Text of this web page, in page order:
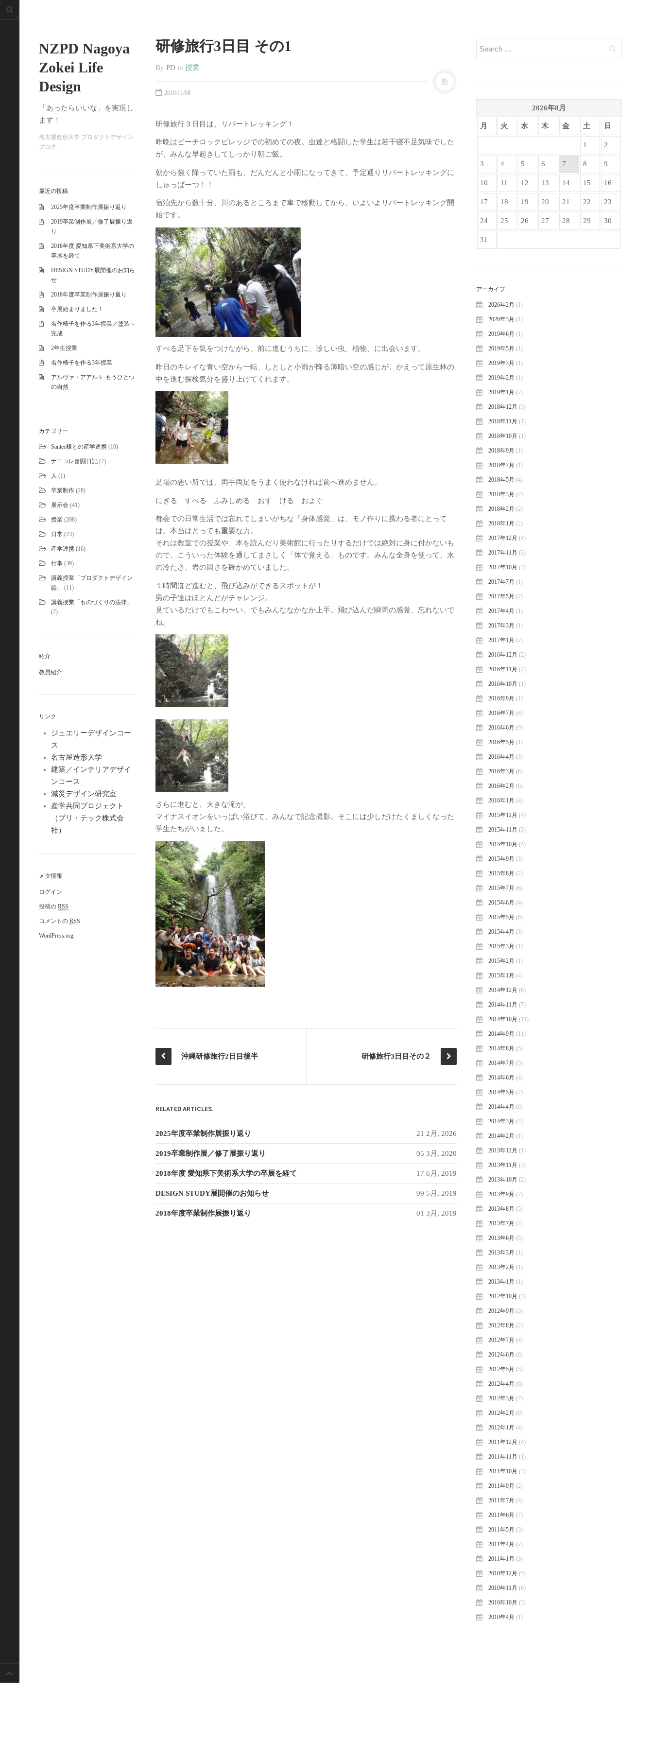
NZPD Nagoya
Zokei Life
Design
「あったらいいな」を実現し
ます！
名古屋造形大学 プロダクトデザイン
ブログ
最近の投稿
2025年度卒業制作展振り返り
2019卒業制作展／修了展振り返
り
2018年度 愛知県下美術系大学の
卒展を経て
DESIGN STUDY展開催のお知ら
せ
2018年度卒業制作展振り返り
卒展始まりました！
名作椅子を作る3年授業／塗装～
完成
2年生授業
名作椅子を作る3年授業
アルヴァ・アアルト-もうひとつ
の自然
カテゴリー
Santec様との産学連携 (10)
ナニコレ奮闘日記 (7)
人 (1)
卒業制作 (28)
展示会 (41)
授業 (208)
日常 (23)
産学連携 (16)
行事 (39)
講義授業「プロダクトデザイン
論」
(11)
講義授業「ものづくりの法律」
(7)
紹介
教員紹介
リンク
ジュエリーデザインコー
ス
名古屋造形大学
建築／インテリアデザイ
ンコース
減災デザイン研究室
産学共同プロジェクト
（プリ・テック株式会
社）
メタ情報
ログイン
投稿の RSS
コメントの RSS
WordPress.org
研修旅行3日目 その1
By PD in 授業
2010/11/08
研修旅行３日目は、リバートレッキング！
昨晩はビーチロックビレッジでの初めての夜。虫達と格闘した学生は若干寝不足気味でした
が、みんな早起きしてしっかり朝ご飯。
朝から強く降っていた雨も、だんだんと小雨になってきて、予定通りリバートレッキングに
しゅっぱーつ！！
宿泊先から数十分、川のあるところまで車で移動してから、いよいよリバートレッキング開
始です。
すべる足下を気をつけながら、前に進むうちに、珍しい虫、植物、に出会います。
昨日のキレイな青い空から一転、しとしと小雨が降る薄暗い空の感じが、かえって原生林の
中を進む探検気分を盛り上げてくれます。
足場の悪い所では、両手両足をうまく使わなければ前へ進めません。
にぎる すべる ふみしめる おす ける およぐ
都会での日常生活では忘れてしまいがちな「身体感覚」は、モノ作りに携わる者にとって
は、本当はとっても重要な力。
それは教室での授業や、本を読んだり美術館に行ったりするだけでは絶対に身に付かないも
ので、こういった体験を通してまさしく「体で覚える」ものです。みんな全身を使って、水
の冷たさ、岩の固さを確かめていました。
１時間ほど進むと、飛び込みができるスポットが！
男の子達はほとんどがチャレンジ。
見ているだけでもこわ〜い。でもみんななかなか上手。飛び込んだ瞬間の感覚、忘れないで
ね。
さらに進むと、大きな滝が。
マイナスイオンをいっぱい浴びて、みんなで記念撮影。そこには少しだけたくましくなった
学生たちがいました。
沖縄研修旅行2日目後半 研修旅行3日目その２
RELATED ARTICLES.
2025年度卒業制作展振り返り 21 2月, 2026
2019卒業制作展／修了展振り返り 05 3月, 2020
2018年度 愛知県下美術系大学の卒展を経て 17 6月, 2019
DESIGN STUDY展開催のお知らせ 09 5月, 2019
2018年度卒業制作展振り返り 01 3月, 2019
2026年8月
月 火 水 木 金 土 日
1 2
3 4 5 6 7 8 9
10 11 12 13 14 15 16
17 18 19 20 21 22 23
24 25 26 27 28 29 30
31
アーカイブ
2026年2月 (1)
2020年3月 (1)
2019年6月 (1)
2019年5月 (1)
2019年3月 (1)
2019年2月 (1)
2019年1月 (2)
2018年12月 (3)
2018年11月 (1)
2018年10月 (1)
2018年9月 (1)
2018年7月 (1)
2018年5月 (4)
2018年3月 (2)
2018年2月 (2)
2018年1月 (2)
2017年12月 (4)
2017年11月 (3)
2017年10月 (3)
2017年7月 (1)
2017年5月 (2)
2017年4月 (1)
2017年3月 (1)
2017年1月 (2)
2016年12月 (2)
2016年11月 (2)
2016年10月 (1)
2016年9月 (1)
2016年7月 (4)
2016年6月 (9)
2016年5月 (1)
2016年4月 (3)
2016年3月 (6)
2016年2月 (6)
2016年1月 (4)
2015年12月 (4)
2015年11月 (3)
2015年10月 (5)
2015年9月 (3)
2015年8月 (2)
2015年7月 (6)
2015年6月 (4)
2015年5月 (6)
2015年4月 (3)
2015年3月 (1)
2015年2月 (1)
2015年1月 (4)
2014年12月 (8)
2014年11月 (7)
2014年10月 (11)
2014年9月 (11)
2014年8月 (5)
2014年7月 (5)
2014年6月 (4)
2014年5月 (7)
2014年4月 (6)
2014年3月 (4)
2014年2月 (1)
2013年12月 (1)
2013年11月 (3)
2013年10月 (2)
2013年9月 (2)
2013年8月 (5)
2013年7月 (2)
2013年6月 (5)
2013年3月 (1)
2013年2月 (1)
2013年1月 (1)
2012年10月 (3)
2012年9月 (3)
2012年8月 (2)
2012年7月 (4)
2012年6月 (6)
2012年5月 (5)
2012年4月 (6)
2012年3月 (7)
2012年2月 (9)
2012年1月 (4)
2011年12月 (4)
2011年11月 (1)
2011年10月 (3)
2011年9月 (2)
2011年7月 (4)
2011年6月 (7)
2011年5月 (3)
2011年4月 (2)
2011年1月 (3)
2010年12月 (5)
2010年11月 (6)
2010年10月 (3)
2010年4月 (1)